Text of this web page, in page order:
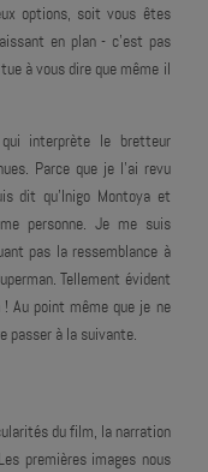
options, soit vous êtes
en plan - c'est pas
à vous dire que même il
interprète le bretteur
Parce que je l'ai revu
dit qu'Inigo Montoya et
personne. Je me suis
pas la ressemblance à
Tellement évident
Au point même que je ne
passer à la suivante.
du film, la narration
premières images nous